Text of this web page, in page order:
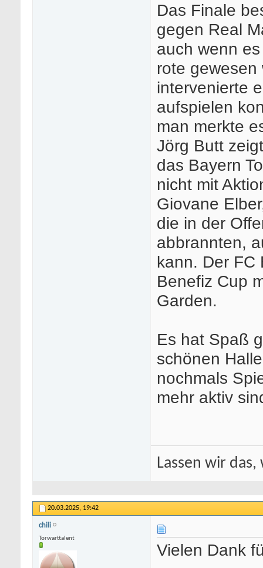
Das Finale
gegen Real
auch wenn
rote gewesen
intervenierte
aufspielen
man merkte
Jörg Butt
das Bayern
nicht mit
Giovane
die in der
abbrannten,
kann. Der FC
Benefiz Cup
Garden.
Es hat Spaß
schönen
nochmals
mehr aktiv
Lassen wir
20.03.2025, 19:42
chili
Torwarttalent
Vielen Dank